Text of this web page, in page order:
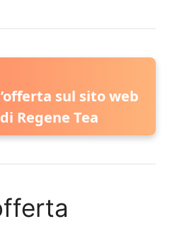
sul sito web
Regene Tea